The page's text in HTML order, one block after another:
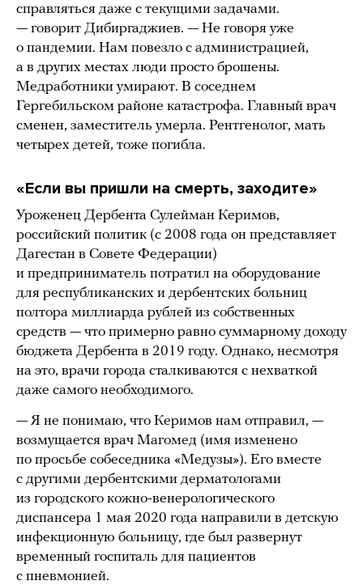
справляться даже с текущими задачами.
— говорит Дибиргаджиев. — Не говоря уже
о пандемии. Нам повезло с администрацией,
а в других местах люди просто брошены.
Медработники умирают. В соседнем
Гергебильском районе катастрофа. Главный врач
сменен, заместитель умерла. Рентгенолог, мать
четырех детей, тоже погибла.
«Если вы пришли на смерть, заходите»
Уроженец Дербента Сулейман Керимов,
российский политик (с 2008 года он представляет
Дагестан в Совете Федерации)
и предприниматель потратил на оборудование
для республиканских и дербентских больниц
полтора миллиарда рублей из собственных
средств — что примерно равно суммарному доходу
бюджета Дербента в 2019 году. Однако, несмотря
на это, врачи города сталкиваются с нехваткой
даже самого необходимого.
— Я не понимаю, что Керимов нам отправил, —
возмущается врач Магомед (имя изменено
по просьбе собеседника «Медузы»). Его вместе
с другими дербентскими дерматологами
из городского кожно-венерологического
диспансера 1 мая 2020 года направили в детскую
инфекционную больницу, где был развернут
временный госпиталь для пациентов
с пневмонией.